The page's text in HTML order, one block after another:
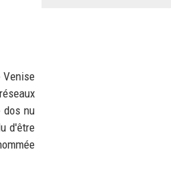
Venise
dos nu
d'être